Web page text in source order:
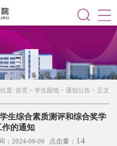
置: 首页 > 学生园地 > 通知公告 > 正文
生综合素质测评和综合奖学
作的通知
2024-09-09 点击量： 14